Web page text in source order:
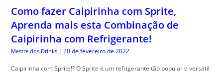
Como fazer Caipirinha com Sprite,
Aprenda mais esta Combinação de
Caipirinha com Refrigerante!
Mestre dos Drinks | 20 de fevereiro de 2022
Caipirinha com Sprite!? O Sprite é um refrigerante tão popular e versátil